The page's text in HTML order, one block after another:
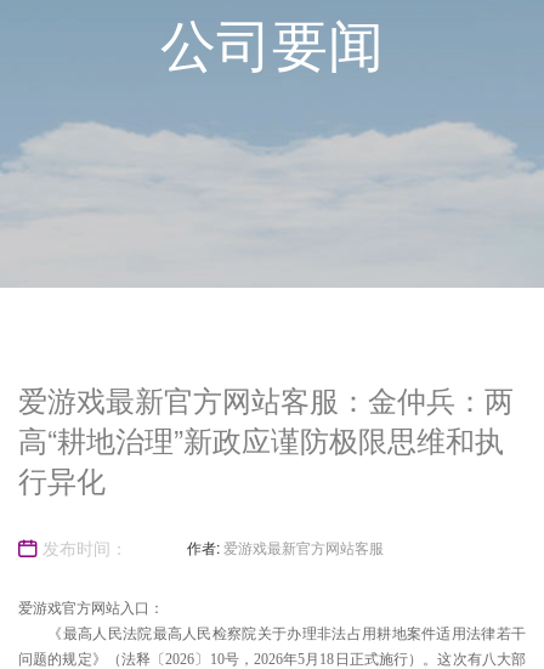
党的建设
公司要闻
爱游戏最新官方网站客服：金仲兵：两
高“耕地治理”新政应谨防极限思维和执
行异化
发布时间：
2026-06-07
作者:爱游戏最新官方网站客服
爱游戏官方网站入口：
《最高人民法院最高人民检察院关于办理非法占用耕地案件适用法律若干
问题的规定》（法释〔2026〕10号，2026年5月18日正式施行）。这次有八大部